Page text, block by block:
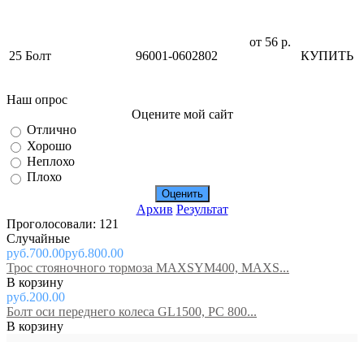
25 Болт 96001-0602802
от 56 р.
КУПИТЬ
Наш опрос
Оцените мой сайт
Отлично
Хорошо
Неплохо
Плохо
Архив Результат
Проголосовали: 121
Случайные
руб.700.00руб.800.00
Трос стояночного тормоза MAXSYM400, MAXS...
руб.200.00
Болт оси переднего колеса GL1500, PC 800...